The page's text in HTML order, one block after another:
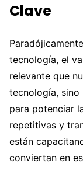
Clave
tecnología, el
relevante que
tecnología, sino
para potenciar
repetitivas y
están
conviertan en